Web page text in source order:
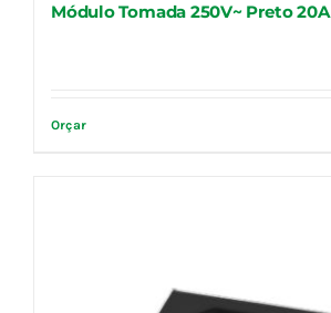
Módulo Tomada 250V~ Preto 20A
Orçar